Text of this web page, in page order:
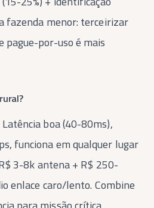
fazenda menor: terceirizar
pague-por-uso é mais
boa (40-80ms),
funciona em qualquer lugar
3-8k antena + R$ 250-
enlace caro/lento. Combine